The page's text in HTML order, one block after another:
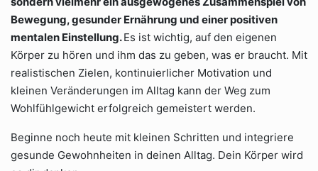
Bewegung, gesunder Ernährung und einer positiven
mentalen Einstellung.Es ist wichtig, auf den eigenen
Körper zu hören und ihm das zu geben, was er braucht. Mit
realistischen Zielen, kontinuierlicher Motivation und
kleinen Veränderungen im Alltag kann der Weg zum
Wohlfühlgewicht erfolgreich gemeistert werden.
Beginne noch heute mit kleinen Schritten und integriere
gesunde Gewohnheiten in deinen Alltag. Dein Körper wird